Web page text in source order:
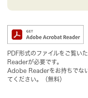
PDF形式のファイルをご覧い
Readerが必要です。
Adobe Readerをお持ちでな
てください。（無料）